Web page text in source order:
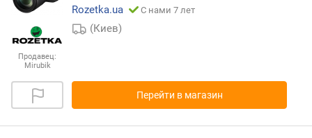
Продавец:
Mirubik
Rozetka.ua
С нами 7 лет
(Киев)
Перейти в магазин